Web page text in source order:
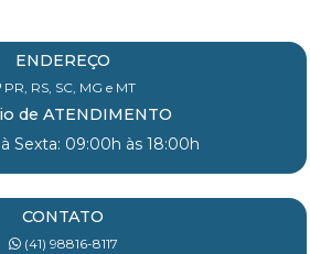
ENDEREÇO
PR, RS, SC, MG e MT
de ATENDIMENTO
Sexta: 09:00h às 18:00h
CONTATO
(41) 98816-8117